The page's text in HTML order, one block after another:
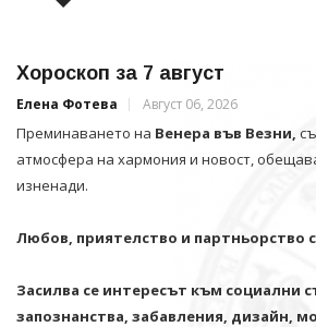
Хороскоп за 7 август
Елена Фотева Август 06, 2026
Преминаването на Венера във Везни,
атмосфера на хармония и новост,
изненади.
Любов, приятелство и партньорство
Засилва се интересът към социални
запознанства, забавления, дизайн,